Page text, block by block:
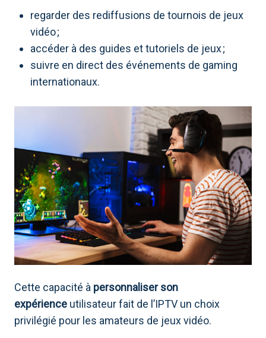
regarder des rediffusions de tournois de jeux
vidéo ;
accéder à des guides et tutoriels de jeux ;
suivre en direct des événements de gaming
internationaux.
Cette capacité à personnaliser son
expérience utilisateur fait de l’IPTV un choix
privilégié pour les amateurs de jeux vidéo.